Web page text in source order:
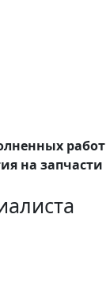
работ
на запчасти